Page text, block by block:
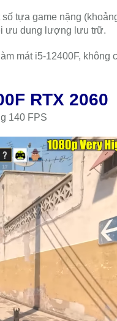
tựa game nặng
ưu dung lượng lưu trữ.
mát i5-12400F, không
RTX 2060
140 FPS